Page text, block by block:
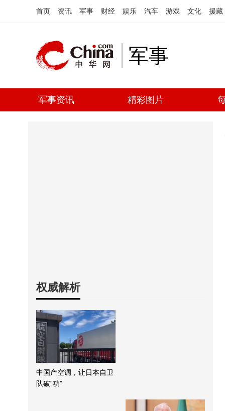
首页 资讯 军事 财经 娱乐 汽车 游戏 文化 援藏
军事
军事资讯 精彩图片
权威解析
中国产空调，让日本自卫
队破“功”